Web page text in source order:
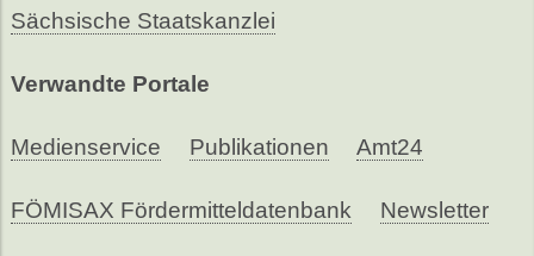
Sächsische Staatskanzlei
Verwandte Portale
Medienservice Publikationen Amt24
FÖMISAX Fördermitteldatenbank Newsletter